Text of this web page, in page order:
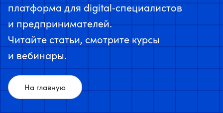
платформа для digital‑специалистов
и предпринимателей.
Читайте статьи, смотрите курсы
и вебинары.
На главную